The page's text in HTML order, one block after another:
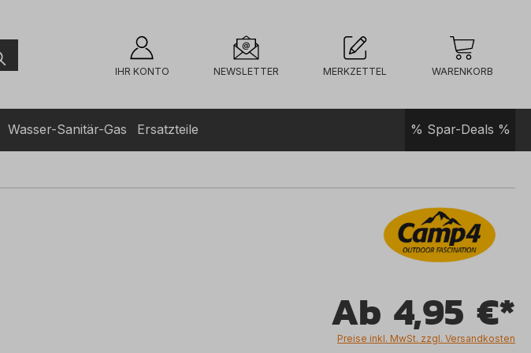
NEWSLETTER MERKZETTEL
IHR KONTO WARENKORB
Wasser-Sanitär-Gas Ersatzteile % Spar-Deals %
Ab 4,95 €*
Preise inkl. MwSt. zzgl. Versandkosten